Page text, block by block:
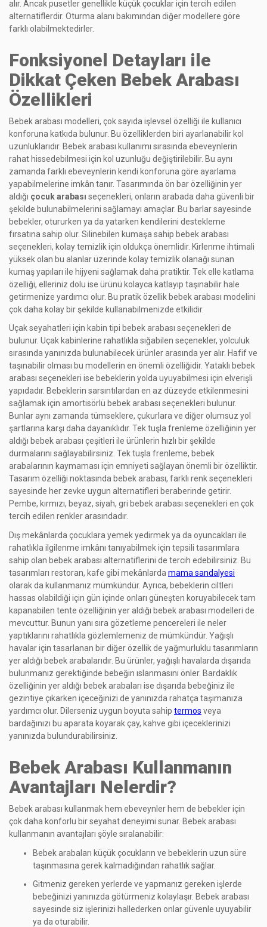
alır. Ancak pusetler genellikle küçük çocuklar için tercih edilen
alternatiflerdir. Oturma alanı bakımından diğer modellere göre
farklı olabilmektedirler.
Fonksiyonel Detayları ile
Dikkat Çeken Bebek Arabası
Özellikleri
Bebek arabası modelleri, çok sayıda işlevsel özelliği ile kullanıcı
konforuna katkıda bulunur. Bu özelliklerden biri ayarlanabilir kol
uzunluklarıdır. Bebek arabası kullanımı sırasında ebeveynlerin
rahat hissedebilmesi için kol uzunluğu değiştirilebilir. Bu aynı
zamanda farklı ebeveynlerin kendi konforuna göre ayarlama
yapabilmelerine imkân tanır. Tasarımında ön bar özelliğinin yer
aldığı çocuk arabası seçenekleri, onların arabada daha güvenli bir
şekilde bulunabilmelerini sağlamayı amaçlar. Bu barlar sayesinde
bebekler, otururken ya da yatarken kendilerini destekleme
fırsatına sahip olur. Silinebilen kumaşa sahip bebek arabası
seçenekleri, kolay temizlik için oldukça önemlidir. Kirlenme ihtimali
yüksek olan bu alanlar üzerinde kolay temizlik olanağı sunan
kumaş yapıları ile hijyeni sağlamak daha pratiktir. Tek elle katlama
özelliği, elleriniz dolu ise ürünü kolayca katlayıp taşınabilir hale
getirmenize yardımcı olur. Bu pratik özellik bebek arabası modelini
çok daha kolay bir şekilde kullanabilmenizde etkilidir.
Uçak seyahatleri için kabin tipi bebek arabası seçenekleri de
bulunur. Uçak kabinlerine rahatlıkla sığabilen seçenekler, yolculuk
sırasında yanınızda bulunabilecek ürünler arasında yer alır. Hafif ve
taşınabilir olması bu modellerin en önemli özelliğidir. Yataklı bebek
arabası seçenekleri ise bebeklerin yolda uyuyabilmesi için elverişli
yapıdadır. Bebeklerin sarsıntılardan en az düzeyde etkilenmesini
sağlamak için amortisörlü bebek arabası seçenekleri bulunur.
Bunlar aynı zamanda tümseklere, çukurlara ve diğer olumsuz yol
şartlarına karşı daha dayanıklıdır. Tek tuşla frenleme özelliğinin yer
aldığı bebek arabası çeşitleri ile ürünlerin hızlı bir şekilde
durmalarını sağlayabilirsiniz. Tek tuşla frenleme, bebek
arabalarının kaymaması için emniyeti sağlayan önemli bir özelliktir.
Tasarım özelliği noktasında bebek arabası, farklı renk seçenekleri
sayesinde her zevke uygun alternatifleri beraberinde getirir.
Pembe, kırmızı, beyaz, siyah, gri bebek arabası seçenekleri en çok
tercih edilen renkler arasındadır.
Dış mekânlarda çocuklara yemek yedirmek ya da oyuncakları ile
rahatlıkla ilgilenme imkânı tanıyabilmek için tepsili tasarımlara
sahip olan bebek arabası alternatiflerini de tercih edebilirsiniz. Bu
tasarımları restoran, kafe gibi mekânlarda mama sandalyesi
olarak da kullanmanız mümkündür. Ayrıca, bebeklerin ciltleri
hassas olabildiği için gün içinde onları güneşten koruyabilecek tam
kapanabilen tente özelliğinin yer aldığı bebek arabası modelleri de
mevcuttur. Bunun yanı sıra gözetleme pencereleri ile neler
yaptıklarını rahatlıkla gözlemlemeniz de mümkündür. Yağışlı
havalar için tasarlanan bir diğer özellik de yağmurluklu tasarımların
yer aldığı bebek arabalarıdır. Bu ürünler, yağışlı havalarda dışarıda
bulunmanız gerektiğinde bebeğin ıslanmasını önler. Bardaklık
özelliğinin yer aldığı bebek arabaları ise dışarıda bebeğiniz ile
gezintiye çıkarken içeceğinizi de yanınızda rahatça taşımanıza
yardımcı olur. Dilerseniz uygun boyuta sahip termos veya
bardağınızı bu aparata koyarak çay, kahve gibi içeceklerinizi
yanınızda bulundurabilirsiniz.
Bebek Arabası Kullanmanın
Avantajları Nelerdir?
Bebek arabası kullanmak hem ebeveynler hem de bebekler için
çok daha konforlu bir seyahat deneyimi sunar. Bebek arabası
kullanmanın avantajları şöyle sıralanabilir:
Bebek arabaları küçük çocukların ve bebeklerin uzun süre
taşınmasına gerek kalmadığından rahatlık sağlar.
Gitmeniz gereken yerlerde ve yapmanız gereken işlerde
bebeğinizi yanınızda götürmeniz kolaylaşır. Bebek arabası
sayesinde siz işlerinizi hallederken onlar güvenle uyuyabilir
ya da oturabilir.